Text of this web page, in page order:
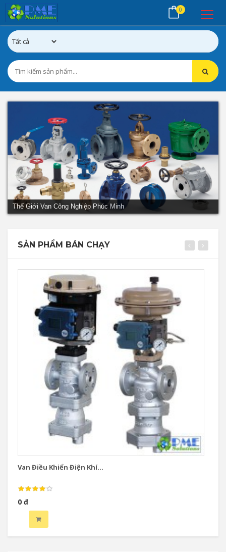
0
Thế Giới Van Công Nghiệp Phúc Minh
SẢN PHẨM BÁN CHẠY
Van Điều Khiển Điện Khí...
0 đ